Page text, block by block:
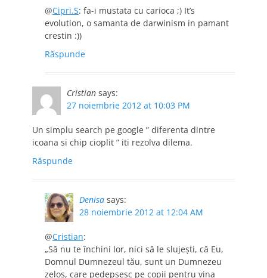
@Cipri.S: fa-i mustata cu carioca ;) It’s
evolution, o samanta de darwinism in pamant
crestin :))
Răspunde
Cristian says:
27 noiembrie 2012 at 10:03 PM
Un simplu search pe google ” diferenta dintre
icoana si chip cioplit ” iti rezolva dilema.
Răspunde
Denisa says:
28 noiembrie 2012 at 12:04 AM
@Cristian:
„Să nu te închini lor, nici să le slujeşti, că Eu,
Domnul Dumnezeul tău, sunt un Dumnezeu
zelos, care pedepsesc pe copii pentru vina